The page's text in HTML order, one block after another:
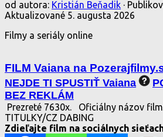
od autora: Kristián Beňadik ·
Aktualizované 5. augusta 2026
Filmy a seriály online
FILM Vaiana na
NEJDE TI SPUSTIŤ Vaiana
BEZ REKLÁM
Prezreté 7630x. Oficiálny názov
TITULKY/CZ DABING
Zdieľajte film na sociálnych